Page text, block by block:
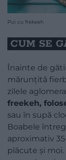
Pui cu frekeeh
CUM SE
Înainte de
mărunțită
zilele
freekeh,
sau în supă
Boabele
aproximativ
plăcute și